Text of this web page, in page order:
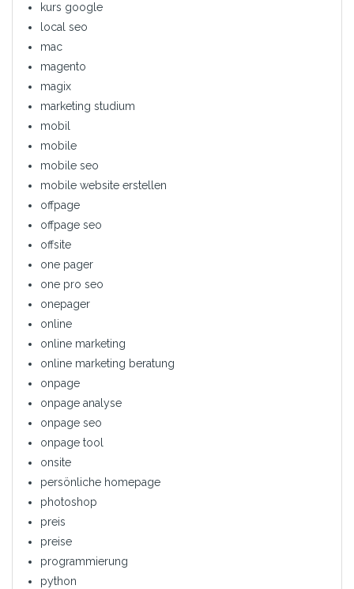
kurs google
local seo
mac
magento
magix
marketing studium
mobil
mobile
mobile seo
mobile website erstellen
offpage
offpage seo
offsite
one pager
one pro seo
onepager
online
online marketing
online marketing beratung
onpage
onpage analyse
onpage seo
onpage tool
onsite
persönliche homepage
photoshop
preis
preise
programmierung
python